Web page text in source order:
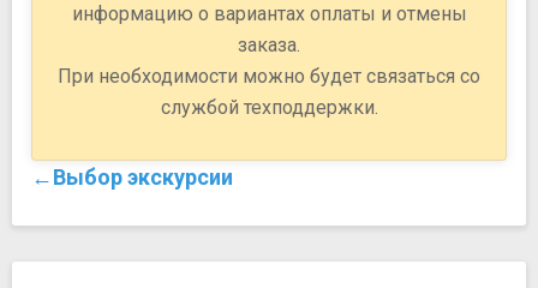
информацию о вариантах оплаты и отмены
заказа.
При необходимости можно будет связаться со
службой техподдержки.
←Выбор экскурсии